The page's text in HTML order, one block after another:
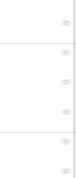
15
16
17
18
19
20